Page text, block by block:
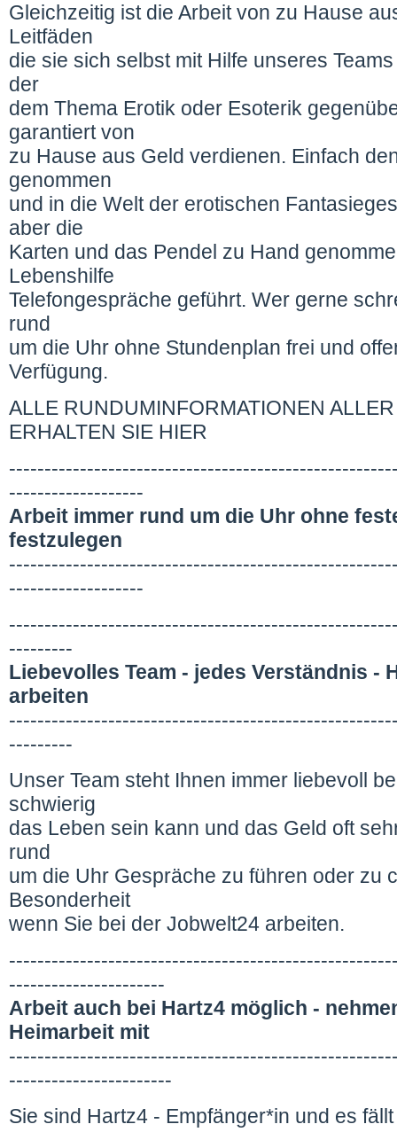
Gleichzeitig ist die Arbeit von zu Hause
Leitfäden
die sie sich selbst mit Hilfe unseres
der
dem Thema Erotik oder Esoterik
garantiert von
zu Hause aus Geld verdienen. Einfach
genommen
und in die Welt der erotischen
aber die
Karten und das Pendel zu Hand
Lebenshilfe
Telefongespräche geführt. Wer gerne
rund
um die Uhr ohne Stundenplan frei und
Verfügung.
ALLE RUNDUMINFORMATIONEN
ERHALTEN SIE HIER
-------------------
Arbeit immer rund um die Uhr ohne
festzulegen
-------------------
---------
Liebevolles Team - jedes Verständnis -
arbeiten
---------
Unser Team steht Ihnen immer liebevoll
schwierig
das Leben sein kann und das Geld oft
rund
um die Uhr Gespräche zu führen oder zu
Besonderheit
wenn Sie bei der Jobwelt24 arbeiten.
----------------------
Arbeit auch bei Hartz4 möglich -
Heimarbeit mit
-----------------------
Sie sind Hartz4 - Empfänger*in und es